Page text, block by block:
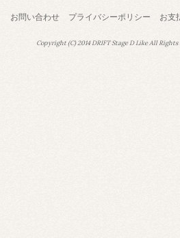
お問い合わせ プライバシーポリシー お支
Copyright (C) 2014 DRIFT Stage D Like All